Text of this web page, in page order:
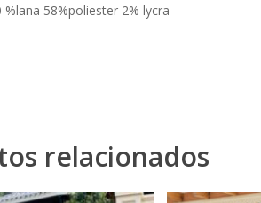
58%poliester 2% lycra
relacionados